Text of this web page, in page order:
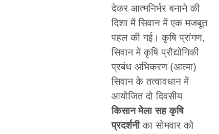
देकर आत्मनिर्भर बनाने की
दिशा में सिवान में एक मजबूत
पहल की गई। कृषि प्रांगण,
सिवान में कृषि प्रौद्योगिकी
प्रबंध अभिकरण (आत्मा)
सिवान के तत्वावधान में
आयोजित दो दिवसीय
किसान मेला सह कृषि
प्रदर्शनीका सोमवार को